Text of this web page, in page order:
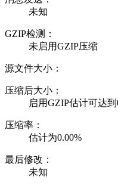
未知
GZIP检测：
未启用GZIP压缩
源文件大小：
压缩后大小：
启用GZIP估计可达
压缩率：
估计为0.00%
最后修改：
未知